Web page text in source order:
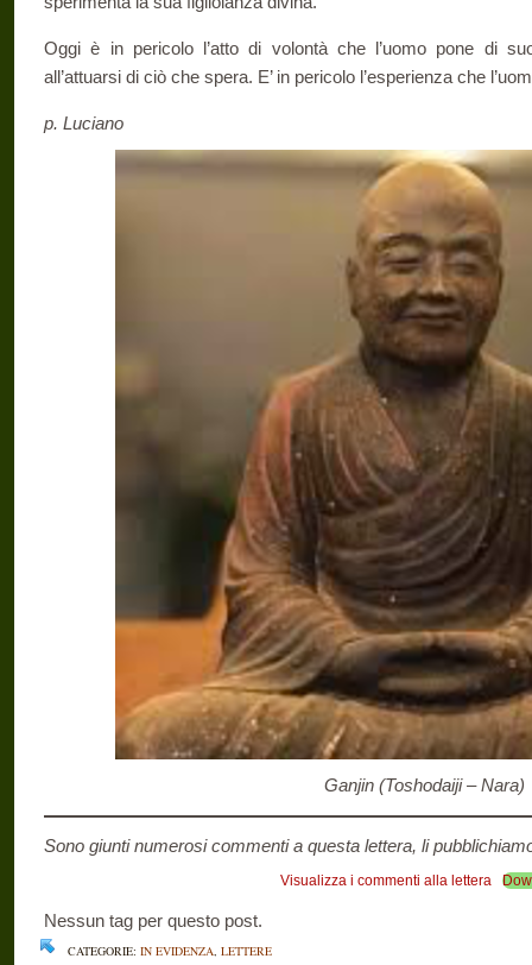
Oggi è in pericolo l’atto di volontà che l’uomo pone di
all’attuarsi di ciò che spera. E’ in pericolo l’esperienza che
p. Luciano
Ganjin (Toshodaiji – Nara)
Sono giunti numerosi commenti a questa lettera, li
Visualizza i commenti alla lettera
Nessun tag per questo post.
CATEGORIE: IN EVIDENZA, LETTERE